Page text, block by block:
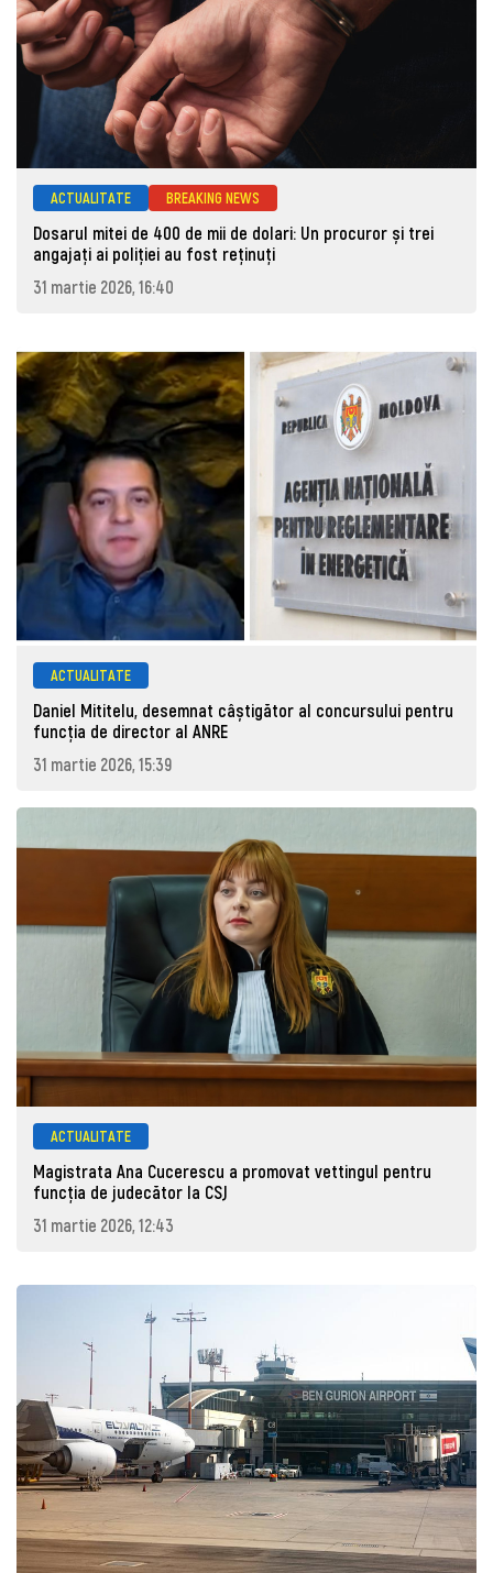
ACTUALITATE BREAKING NEWS
Dosarul mitei de 400 de mii de dolari: Un procuror și trei
angajați ai poliției au fost reținuți
31 martie 2026, 16:40
ACTUALITATE
Daniel Mititelu, desemnat câștigător al concursului pentru
funcția de director al ANRE
31 martie 2026, 15:39
ACTUALITATE
Magistrata Ana Cucerescu a promovat vettingul pentru
funcția de judecător la CSJ
31 martie 2026, 12:43